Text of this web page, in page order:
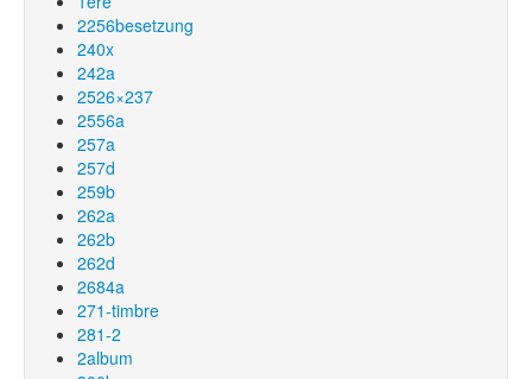
2256besetzung
240x
242a
2526×237
2556a
257a
257d
259b
262a
262b
262d
2684a
271-timbre
281-2
2album